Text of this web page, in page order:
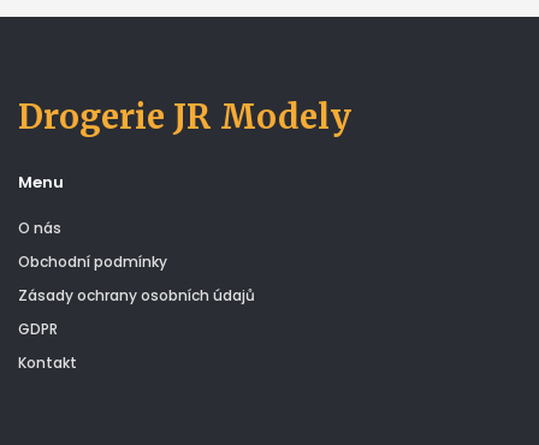
Drogerie JR Modely
Menu
O nás
Obchodní podmínky
Zásady ochrany osobních údajů
GDPR
Kontakt